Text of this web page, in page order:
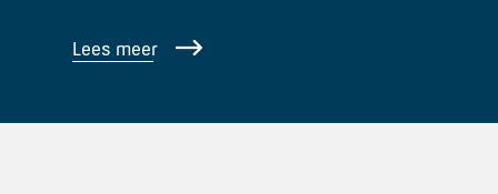
Lees meer